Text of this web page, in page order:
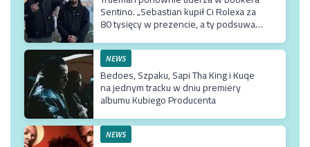
Sentino. „Sebastian kupił Ci Rolexa za
80 tysięcy w prezencie, a ty podsuwasz
NEWS
Bedoes, Szpaku, Sapi Tha King i Kuqe
na jednym tracku w dniu premiery
albumu Kubiego Producenta
NEWS